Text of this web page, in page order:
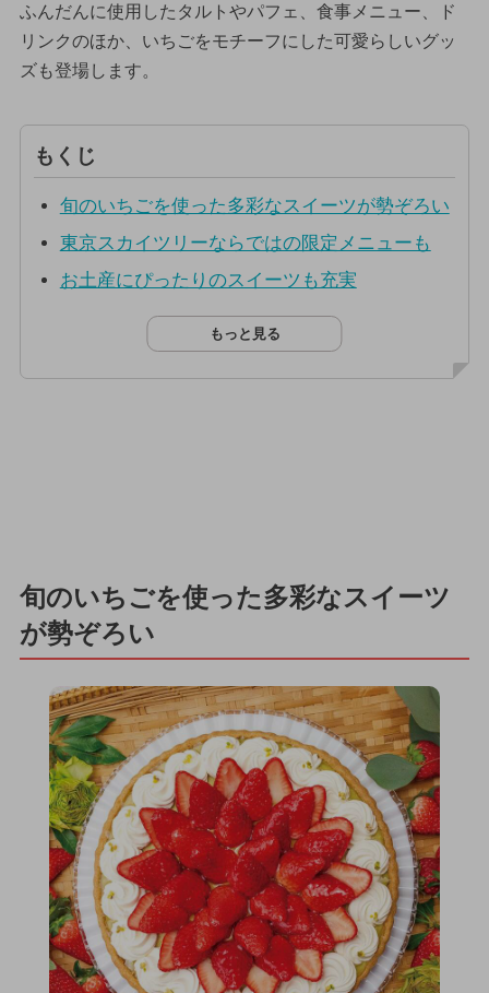
ふんだんに使用したタルトやパフェ、食事メニュー、ド
リンクのほか、いちごをモチーフにした可愛らしいグッ
ズも登場します。
もくじ
旬のいちごを使った多彩なスイーツが勢ぞろい
東京スカイツリーならではの限定メニューも
お土産にぴったりのスイーツも充実
もっと見る
旬のいちごを使った多彩なスイーツ
が勢ぞろい